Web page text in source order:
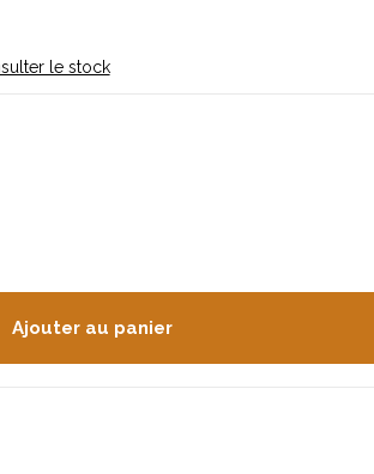
le stock
Ajouter au panier